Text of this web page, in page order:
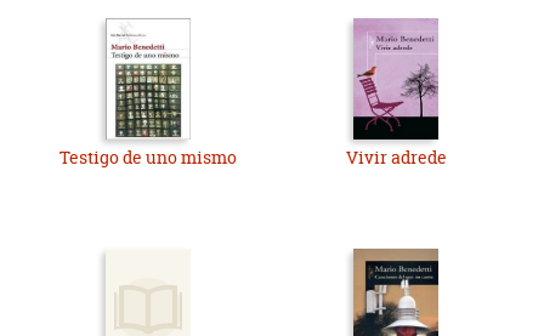
Testigo de uno mismo Vivir adrede